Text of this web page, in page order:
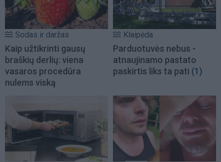
Sodas ir daržas
Kaip užtikrinti gausų
braškių derlių: viena
vasaros procedūra
nulems viską
Klaipėda
Parduotuvės nebus -
atnaujinamo pastato
paskirtis liks ta pati (1)